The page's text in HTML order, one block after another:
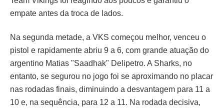
empate antes da troca de lados.
Na segunda metade, a VKS começou melhor, venceu o
pistol e rapidamente abriu 9 a 6, com grande atuação do
argentino Matias "Saadhak" Delipetro. A Sharks, no
entanto, se segurou no jogo foi se aproximando no placar
nas rodadas finais, diminuindo a desvantagem para 11 a
10 e, na sequência, para 12 a 11. Na rodada decisiva,